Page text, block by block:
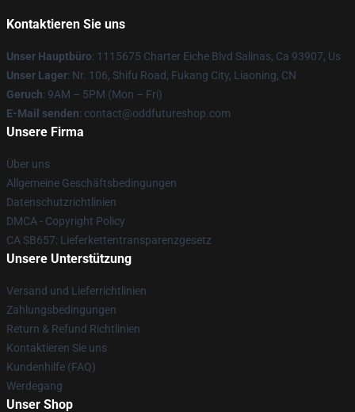
Kontaktieren Sie uns
Unser Hauptbüro: 1115675 Charter Eiche Blvd Salinas, Ca 93907, Us
Unser Lager: Nr. 106, Shifu Road, Fukang City, Liaoning, CN
Geruch: 9AM – 5PM (Mon – Fri)
E-Mail senden: contact@oddfutureshop.com
Unsere Firma
Über uns
Allgemeine Geschäftsbedingungen
Datenschutzrichtlinien
DMCA - Copyright Policy
CA SB657: Lieferkettentransparenzgesetz
Unsere Unterstützung
Versand und Lieferrichtlinien
Zahlungsbedingungen
Return & Refund Richtlinien
Kontaktieren Sie uns
Kundenhilfe (FAQ)
Werdegang
Unser Shop